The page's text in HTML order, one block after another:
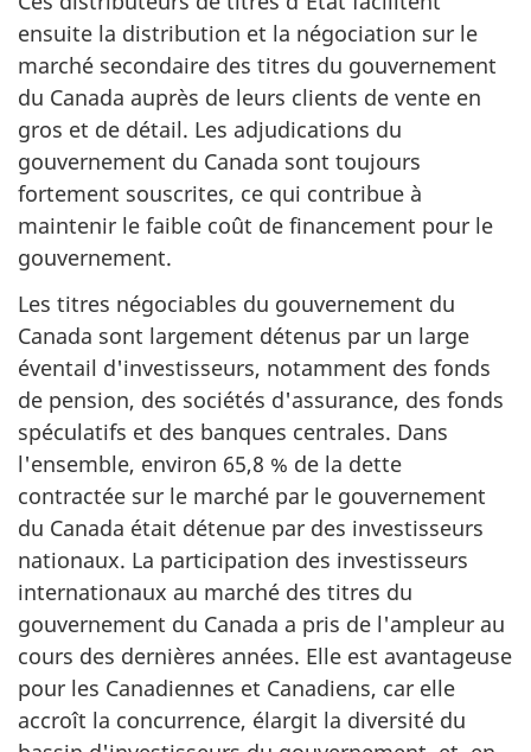
ensuite la distribution et la négociation sur le
marché secondaire des titres du gouvernement
du Canada auprès de leurs clients de vente en
gros et de détail. Les adjudications du
gouvernement du Canada sont toujours
fortement souscrites, ce qui contribue à
maintenir le faible coût de financement pour le
gouvernement.
Les titres négociables du gouvernement du
Canada sont largement détenus par un large
éventail d'investisseurs, notamment des fonds
de pension, des sociétés d'assurance, des fonds
spéculatifs et des banques centrales. Dans
l'ensemble, environ 65,8 % de la dette
contractée sur le marché par le gouvernement
du Canada était détenue par des investisseurs
nationaux. La participation des investisseurs
internationaux au marché des titres du
gouvernement du Canada a pris de l'ampleur au
cours des dernières années. Elle est avantageuse
pour les Canadiennes et Canadiens, car elle
accroît la concurrence, élargit la diversité du